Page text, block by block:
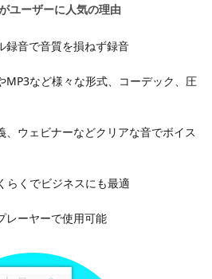
ユーザーに人気の理由
録音で音質を損ねず録音
MP3など様々な形式、コーデック、圧
、ウェビナーなどクリアな音でボイス
らくでビジネスにも最適
レーヤーで使用可能